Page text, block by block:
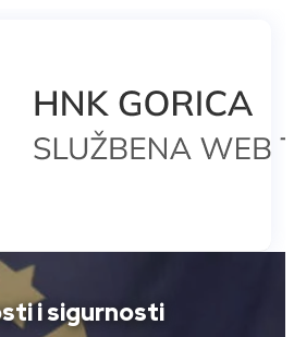
i sigurnosti